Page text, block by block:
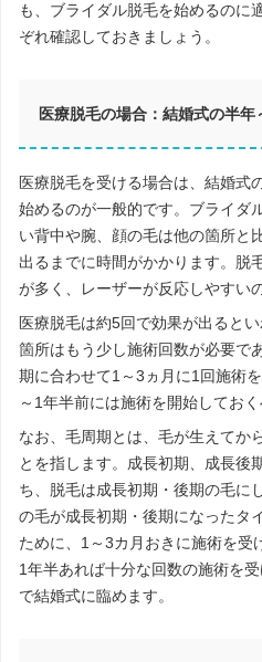
も、ブライダル脱毛を始めるのに
ぞれ確認しておきましょう。
医療脱毛の場合：結婚式の半年
医療脱毛を受ける場合は、結婚式
始めるのが一般的です。ブライダ
い背中や腕、顔の毛は他の箇所と
出るまでに時間がかかります。脱
が多く、レーザーが反応しやすい
医療脱毛は約5回で効果が出ると
箇所はもう少し施術回数が必要で
期に合わせて1～3ヵ月に1回施術
～1年半前には施術を開始しておく
なお、毛周期とは、毛が生えてか
とを指します。成長初期、成長後
ち、脱毛は成長初期・後期の毛に
の毛が成長初期・後期になったタ
ために、1～3カ月おきに施術を受
1年半あれば十分な回数の施術を
で結婚式に臨めます。